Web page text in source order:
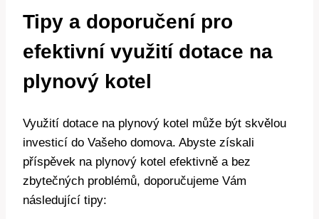
Tipy a doporučení pro
efektivní využití dotace na
plynový kotel
Využití dotace na plynový kotel může být skvělou
investicí do Vašeho domova. Abyste získali
příspěvek na plynový kotel efektivně a bez
zbytečných problémů, doporučujeme Vám
následující tipy: